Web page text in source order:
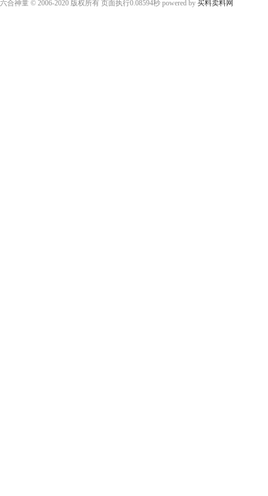
六合神童 © 2006-2020 版权所有 页面执行0.08594秒 powered by 买料卖料网